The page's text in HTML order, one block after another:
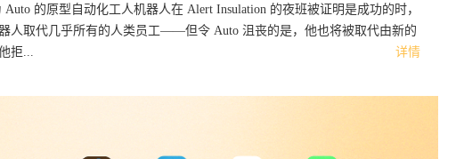
详情
Auto 的原型自动化工人机器人在 Alert Insulation 的夜班被证明是成功的时，
人取代几乎所有的人类员工——但令 Auto 沮丧的是，他也将被取代由新的
拒...